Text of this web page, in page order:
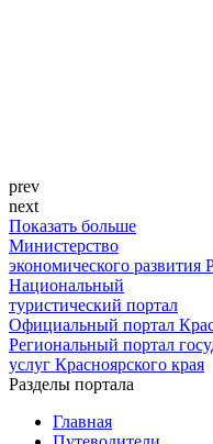
prev
next
Показать больше
Министерство
экономического развития
Национальный
туристический портал
Официальный портал
Региональный портал
услуг Красноярского края
Разделы портала
Главная